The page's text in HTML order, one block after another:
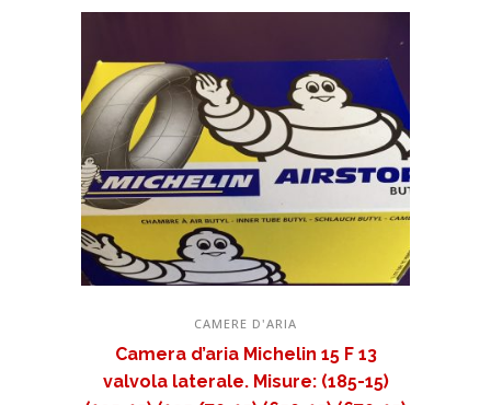
originale
€6,00.
attuale
€4,00.
CAMERE D'ARIA
Camera d’aria Michelin 15 F 13
valvola laterale. Misure: (185-15)